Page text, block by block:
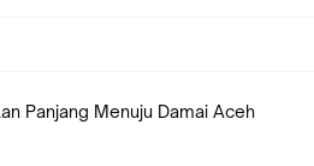
Panjang Menuju Damai Aceh